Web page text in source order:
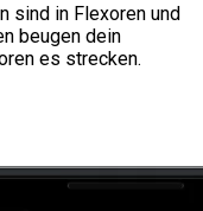
sind in Flexoren und
beugen dein
es strecken.